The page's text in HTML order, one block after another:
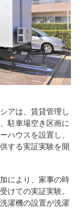
アは、賃貸管理し
駐車場空き区画に
ハウスを設置し、
する実証実験を開
により、家事の時
けての実証実験。
濯機の設置が洗濯